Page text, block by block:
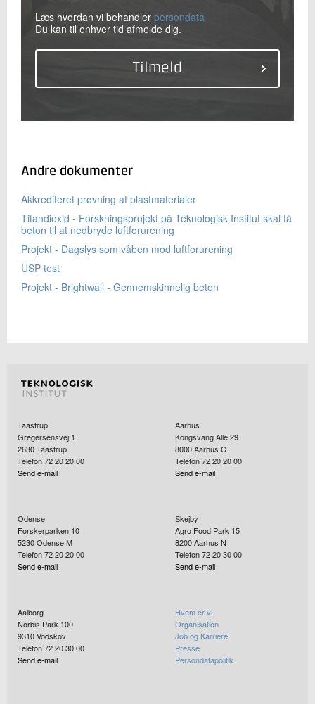
Læs hvordan vi behandler persondata
Du kan til enhver tid afmelde dig.
Andre dokumenter
Akkrediteret prøvning af plastmaterialer
Titandioxid - Forskningsprojekt på Teknologisk Institut skal få
beton til at nedbryde luftforurening
Projekt - Dagslys som våben mod luftforurening
USP test
Projekt - Brightwall - Gennemskinnelig beton
Taastrup
Gregersensvej 1
2630Taastrup
Telefon 72 20 20 00
Send e-mail
Aarhus
Kongsvang Allé 29
8000Aarhus C
Telefon 72 20 20 00
Send e-mail
Odense
Forskerparken 10
5230Odense M
Telefon 72 20 20 00
Send e-mail
Skejby
Agro Food Park 15
8200Aarhus N
Telefon 72 20 30 00
Send e-mail
Aalborg
Norbis Park 100
9310Vodskov
Telefon 72 20 30 00
Send e-mail
Hvem er vi
Organisation
Job og Karriere
Presse
Persondatapolitik